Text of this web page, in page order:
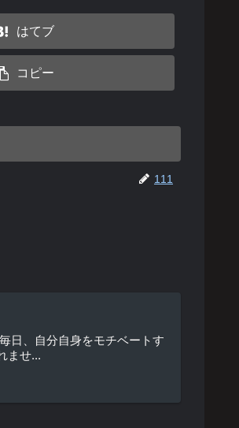
はてブ
コピー
111
日、自分自身をモチベートす
ませ...